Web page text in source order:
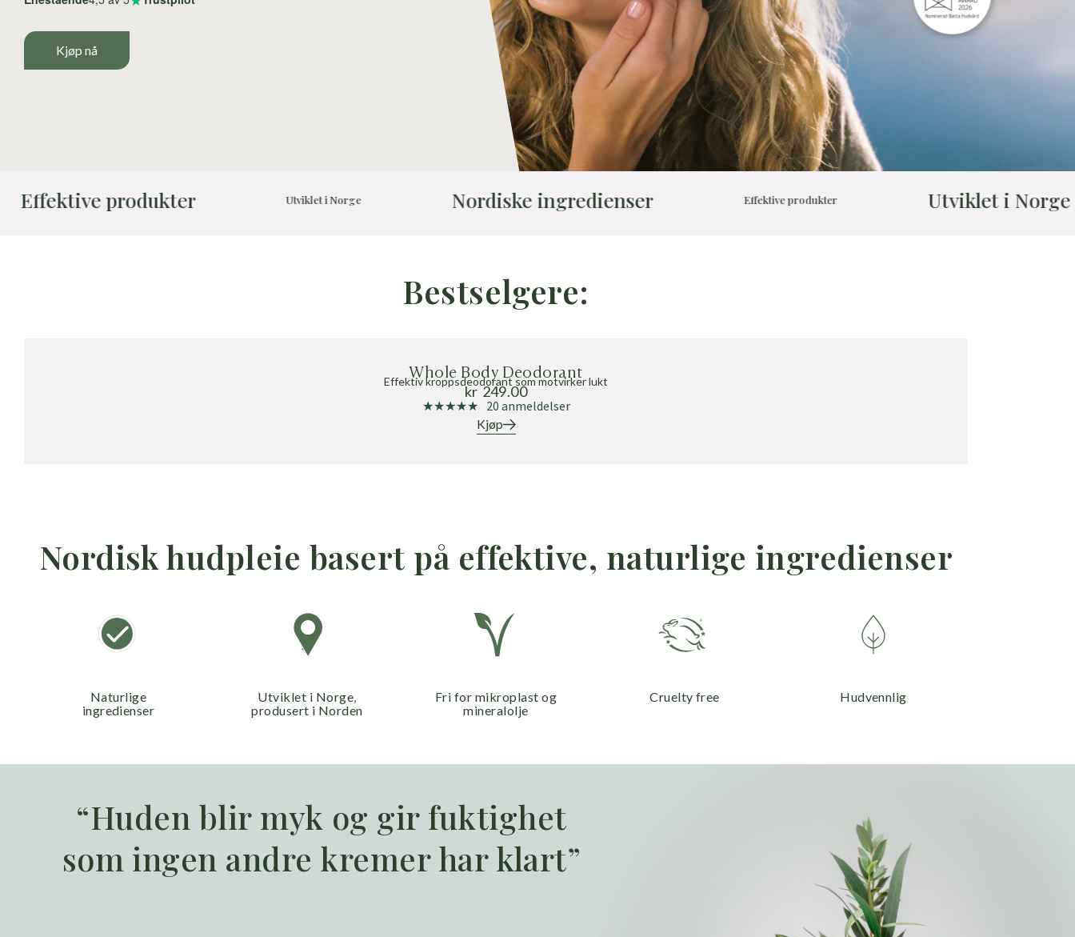
Kjøp nå
produkter Utviklet i Norge Nordiske ingredienser Effektive produkter Utviklet i Norge
Bestselgere:
Whole Body Deodorant
Effektiv kroppsdeodorant som motvirker lukt
kr 249.00
★★★★★
★★★★★ 20 anmeldelser
Kjøp
Nordisk hudpleie basert på effektive, naturlige ingredienser
Naturlige
ingredienser
Utviklet i Norge,
produsert i Norden
Fri for mikroplast og
mineralolje
Cruelty free Hudvennlig
“Huden blir myk og gir fuktighet
som ingen andre kremer har klart”